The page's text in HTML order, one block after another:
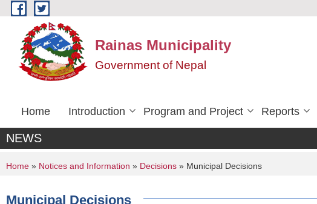
Skip to main content
Rainas Municipality
Government of Nepal
Home Introduction Program and Project Reports
NEWS
You are here
Home » Notices and Information » Decisions » Municipal Decisions
Municipal Decisions